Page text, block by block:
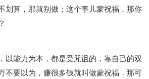
研习会01 - 医治释放
研习会02 - 如何查圣经
为祝福
划算，那就别做；这个事儿蒙祝福，那你
以能力为本，都是受咒诅的，靠自己的双
不要以为，赚很多钱就叫做蒙祝福，那可